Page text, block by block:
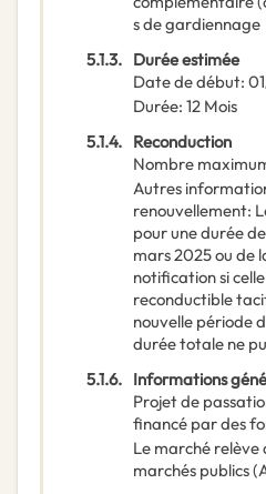
s de gardiennage
5.1.3. Durée estimée
Date de début:
Durée: 12 Mois
5.1.4. Reconduction
Nombre
Autres
renouvellement:
pour une durée
mars 2025 ou de
notification si
reconductible
nouvelle période
durée totale ne
5.1.6. Informations
Projet de
financé par des
Le marché relève
marchés publics